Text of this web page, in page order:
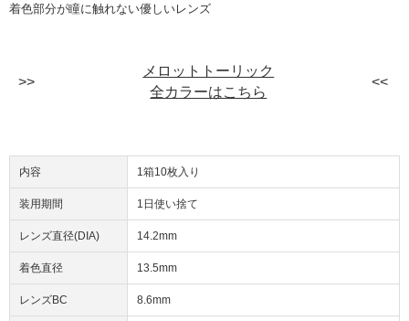
着色部分が瞳に触れない優しいレンズ
メロットトーリック
全カラーはこちら
内容 1箱10枚入り
装用期間 1日使い捨て
レンズ直径(DIA) 14.2mm
着色直径 13.5mm
レンズBC 8.6mm